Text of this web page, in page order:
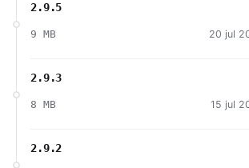
2.9.5
9 MB 20 jul
2.9.3
8 MB 15 jul
2.9.2